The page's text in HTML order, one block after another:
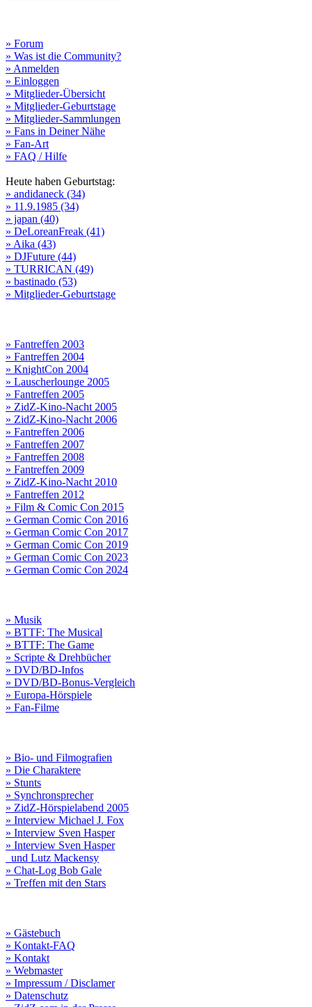
» Forum
» Was ist die Community?
» Anmelden
» Einloggen
» Mitglieder-Übersicht
» Mitglieder-Geburtstage
» Mitglieder-Sammlungen
» Fans in Deiner Nähe
» Fan-Art
» FAQ / Hilfe
Heute haben Geburtstag:
» andidaneck (34)
» 11.9.1985 (34)
» japan (40)
» DeLoreanFreak (41)
» Aika (43)
» DJFuture (44)
» TURRICAN (49)
» bastinado (53)
» Mitglieder-Geburtstage
» Fantreffen 2003
» Fantreffen 2004
» KnightCon 2004
» Lauscherlounge 2005
» Fantreffen 2005
» ZidZ-Kino-Nacht 2005
» ZidZ-Kino-Nacht 2006
» Fantreffen 2006
» Fantreffen 2007
» Fantreffen 2008
» Fantreffen 2009
» ZidZ-Kino-Nacht 2010
» Fantreffen 2012
» Film & Comic Con 2015
» German Comic Con 2016
» German Comic Con 2017
» German Comic Con 2019
» German Comic Con 2023
» German Comic Con 2024
» Musik
» BTTF: The Musical
» BTTF: The Game
» Scripte & Drehbücher
» DVD/BD-Infos
» DVD/BD-Bonus-Vergleich
» Europa-Hörspiele
» Fan-Filme
» Bio- und Filmografien
» Die Charaktere
» Stunts
» Synchronsprecher
» ZidZ-Hörspielabend 2005
» Interview Michael J. Fox
» Interview Sven Hasper
» Interview Sven Hasper
und Lutz Mackensy
» Chat-Log Bob Gale
» Treffen mit den Stars
» Gästebuch
» Kontakt-FAQ
» Kontakt
» Webmaster
» Impressum / Disclamer
» Datenschutz